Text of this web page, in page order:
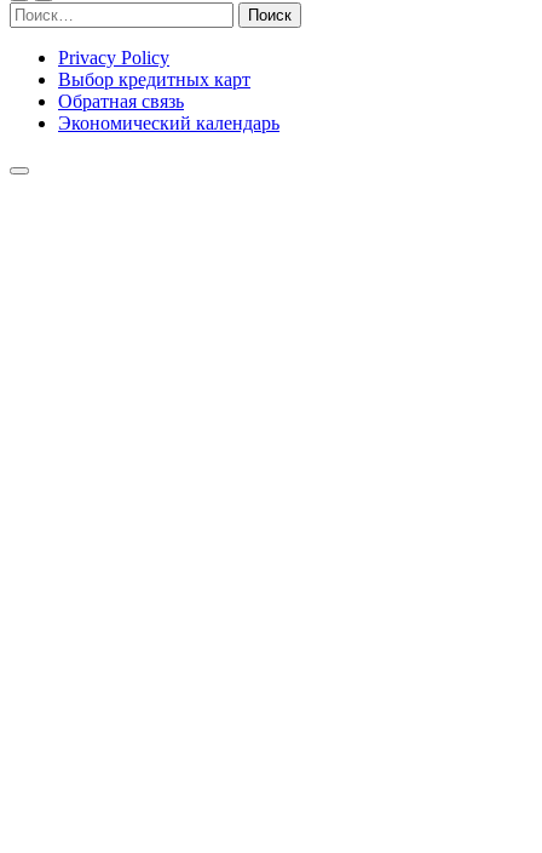
Найти:
Privacy Policy
Выбор кредитных карт
Обратная связь
Экономический календарь